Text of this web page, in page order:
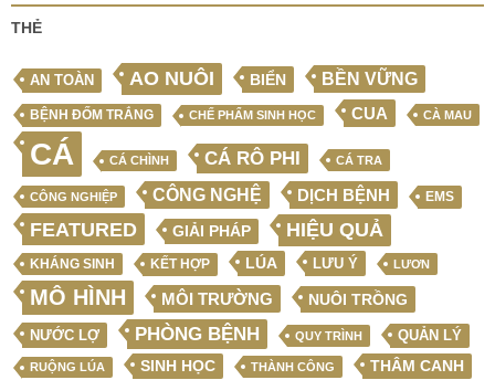
THẺ
AN TOÀN AO NUÔI BIỂN BỀN VỮNG
BỆNH ĐỐM TRẮNG CHẾ PHẨM SINH HỌC CUA CÀ MAU
CÁ CÁ CHÌNH CÁ RÔ PHI CÁ TRA
CÔNG NGHIỆP CÔNG NGHỆ DỊCH BỆNH EMS
FEATURED GIẢI PHÁP HIỆU QUẢ
KHÁNG SINH KẾT HỢP LÚA LƯU Ý LƯƠN
MÔ HÌNH MÔI TRƯỜNG NUÔI TRỒNG
NƯỚC LỢ PHÒNG BỆNH QUY TRÌNH QUẢN LÝ
RUỘNG LÚA SINH HỌC THÀNH CÔNG THÂM CANH